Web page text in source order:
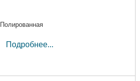
Полированная
Подробнее...